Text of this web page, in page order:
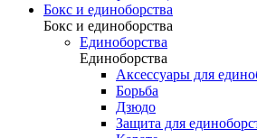
Бокс и единоборства
Бокс и единоборства
Единоборства
Единоборства
Аксессуары для
Борьба
Дзюдо
Защита для